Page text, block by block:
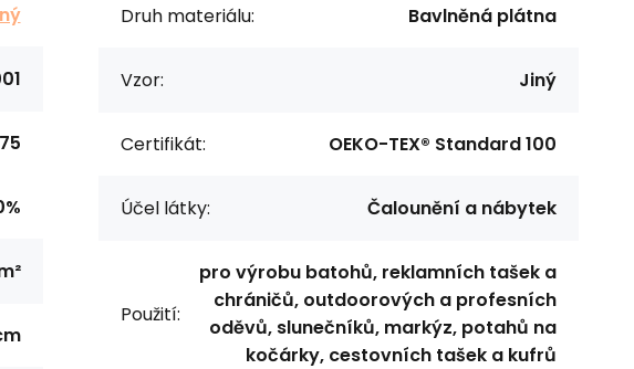
Druh materiálu: Bavlněná plátna
Vzor: Jiný
Certifikát: OEKO-TEX® Standard 100
Účel látky: Čalounění a nábytek
Použití:
pro výrobu batohů, reklamních tašek a
chráničů, outdoorových a profesních
oděvů, slunečníků, markýz, potahů na
kočárky, cestovních tašek a kufrů